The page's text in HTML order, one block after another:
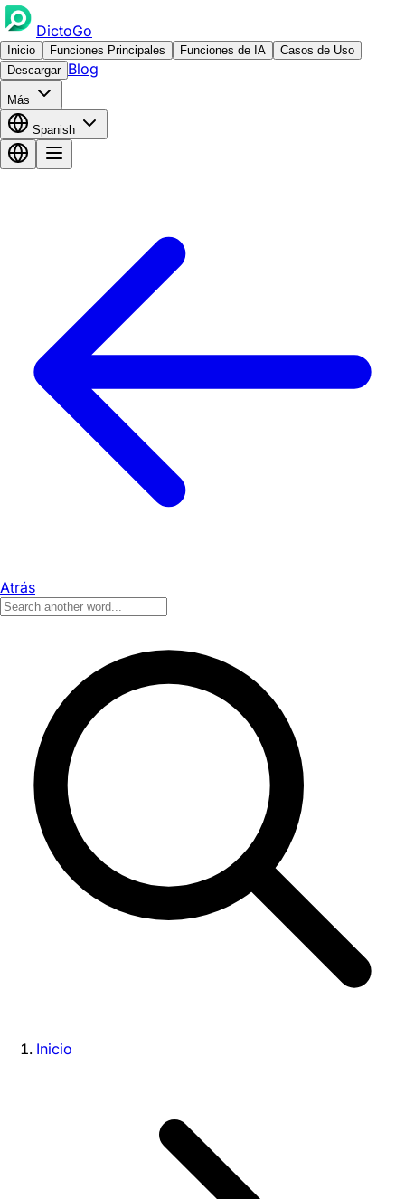
DictoGo
Inicio Funciones Principales Funciones de IA
Casos de Uso
Descargar Blog
Más
Spanish
Atrás
Inicio